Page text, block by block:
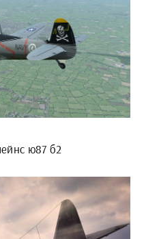
ю87 б2